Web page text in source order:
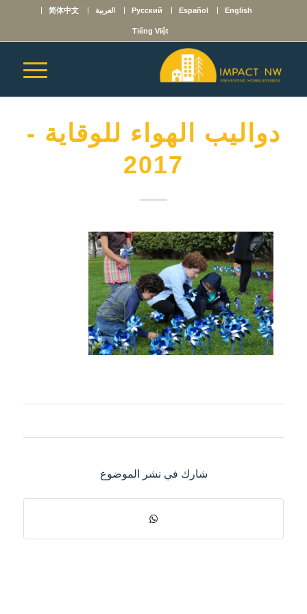
English
Español
Русский العربية 简体中文
Tiếng Việt
دواليب الهواء للوقاية -
2017
شارك في نشر الموضوع